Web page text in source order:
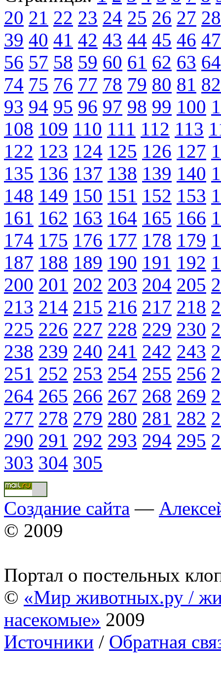
20 21 22 23 24 25 26 27 28
39 40 41 42 43 44 45 46 47
56 57 58 59 60 61 62 63 64
74 75 76 77 78 79 80 81 82
93 94 95 96 97 98 99 100
108 109 110 111 112 113
122 123 124 125 126 127
135 136 137 138 139 140
148 149 150 151 152 153
161 162 163 164 165 166
174 175 176 177 178 179
187 188 189 190 191 192
200 201 202 203 204 205
213 214 215 216 217 218
225 226 227 228 229 230
238 239 240 241 242 243
251 252 253 254 255 256
264 265 266 267 268 269
277 278 279 280 281 282
290 291 292 293 294 295
303 304 305
Создание сайта —
© 2009
Портал о постельных
© «Мир животных.ру /
насекомые» 2009
Источники / Обратная